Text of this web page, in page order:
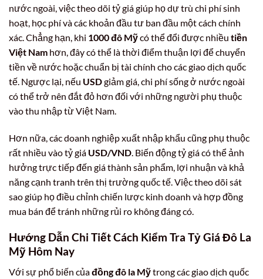
nước ngoài, việc theo dõi tỷ giá giúp họ dự trù chi phí sinh
hoạt, học phí và các khoản đầu tư ban đầu một cách chính
xác. Chẳng hạn, khi 1000 đô Mỹcó thể đổi được nhiều tiền
Việt Nam hơn, đây có thể là thời điểm thuận lợi để chuyển
tiền về nước hoặc chuẩn bị tài chính cho các giao dịch quốc
tế. Ngược lại, nếu USDgiảm giá, chi phí sống ở nước ngoài
có thể trở nên đắt đỏ hơn đối với những người phụ thuộc
vào thu nhập từ Việt Nam.
Hơn nữa, các doanh nghiệp xuất nhập khẩu cũng phụ thuộc
rất nhiều vào tỷ giá USD/VND . Biến động tỷ giá có thể ảnh
hưởng trực tiếp đến giá thành sản phẩm, lợi nhuận và khả
năng cạnh tranh trên thị trường quốc tế. Việc theo dõi sát
sao giúp họ điều chỉnh chiến lược kinh doanh và hợp đồng
mua bán để tránh những rủi ro không đáng có.
Hướng Dẫn Chi Tiết Cách Kiểm Tra Tỷ Giá Đô La
Mỹ Hôm Nay
Với sự phổ biến củađồng đô la Mỹtrong các giao dịch quốc